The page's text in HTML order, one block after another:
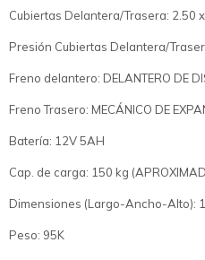
Cubiertas Delantera/Trasera: 2.50
Presión Cubiertas Delantera/
Freno delantero: DELANTERO DE
Freno Trasero: MECÁNICO DE
Batería: 12V 5AH
Cap. de carga: 150 kg
Dimensiones (Largo-Ancho-Alto):
Peso: 95K